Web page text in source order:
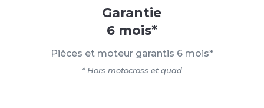
Garantie
6 mois*
Pièces et moteur garantis 6 mois*
* Hors motocross et quad